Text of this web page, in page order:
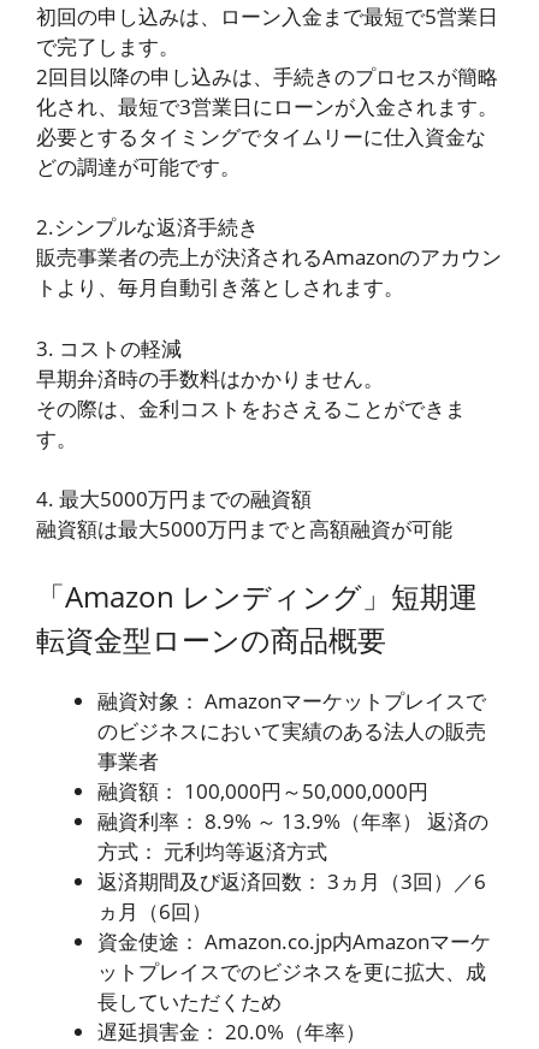
初回の申し込みは、ローン入金まで最短で5営業日
で完了します。
2回目以降の申し込みは、手続きのプロセスが簡略
化され、最短で3営業日にローンが入金されます。
必要とするタイミングでタイムリーに仕入資金な
どの調達が可能です。
2.シンプルな返済手続き
販売事業者の売上が決済されるAmazonのアカウン
トより、毎月自動引き落としされます。
3. コストの軽減
早期弁済時の手数料はかかりません。
その際は、金利コストをおさえることができま
す。
4. 最大5000万円までの融資額
融資額は最大5000万円までと高額融資が可能
「Amazon レンディング」短期運
転資金型ローンの商品概要
融資対象： Amazonマーケットプレイスで
のビジネスにおいて実績のある法人の販売
事業者
融資額： 100,000円～50,000,000円
融資利率： 8.9% ～ 13.9%（年率） 返済の
方式： 元利均等返済方式
返済期間及び返済回数： 3ヵ月（3回）／6
ヵ月（6回）
資金使途： Amazon.co.jp内Amazonマーケ
ットプレイスでのビジネスを更に拡大、成
長していただくため
遅延損害金： 20.0%（年率）